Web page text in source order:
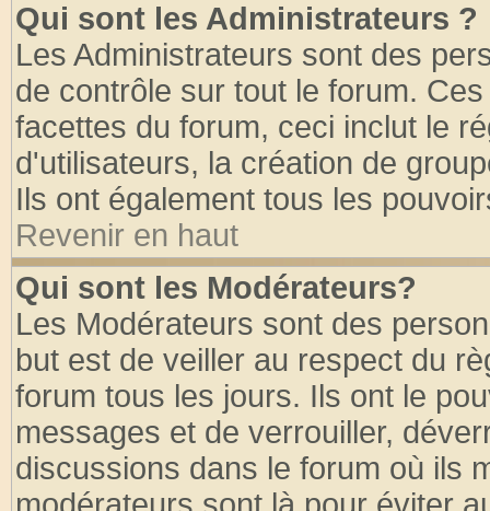
Qui sont les Administrateurs ?
Les Administrateurs sont des
de contrôle sur tout le forum.
facettes du forum, ceci inclut le
d'utilisateurs, la création de
Ils ont également tous les
Revenir en haut
Qui sont les Modérateurs?
Les Modérateurs sont des
but est de veiller au respect du
forum tous les jours. Ils ont le
messages et de verrouiller,
discussions dans le forum où ils